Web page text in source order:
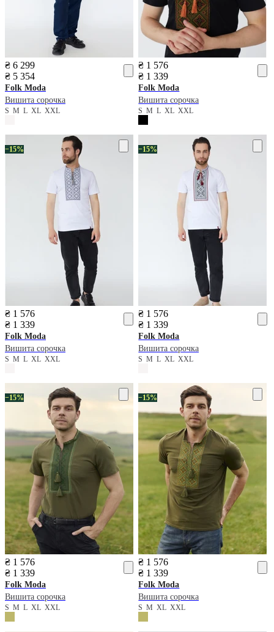
₴ 6 299
₴ 5 354
Folk Moda
Вишита сорочка
S M L XL XXL
₴ 1 576
₴ 1 339
Folk Moda
Вишита сорочка
SMLXLXXL
−15%
₴ 1 576
₴ 1 339
Folk Moda
Вишита сорочка
S M L XL XXL
−15%
₴ 1 576
₴ 1 339
Folk Moda
Вишита сорочка
SMLXLXXL
−15%
₴ 1 576
₴ 1 339
Folk Moda
Вишита сорочка
S M L XL XXL
−15%
₴ 1 576
₴ 1 339
Folk Moda
Вишита сорочка
SMXLXXL